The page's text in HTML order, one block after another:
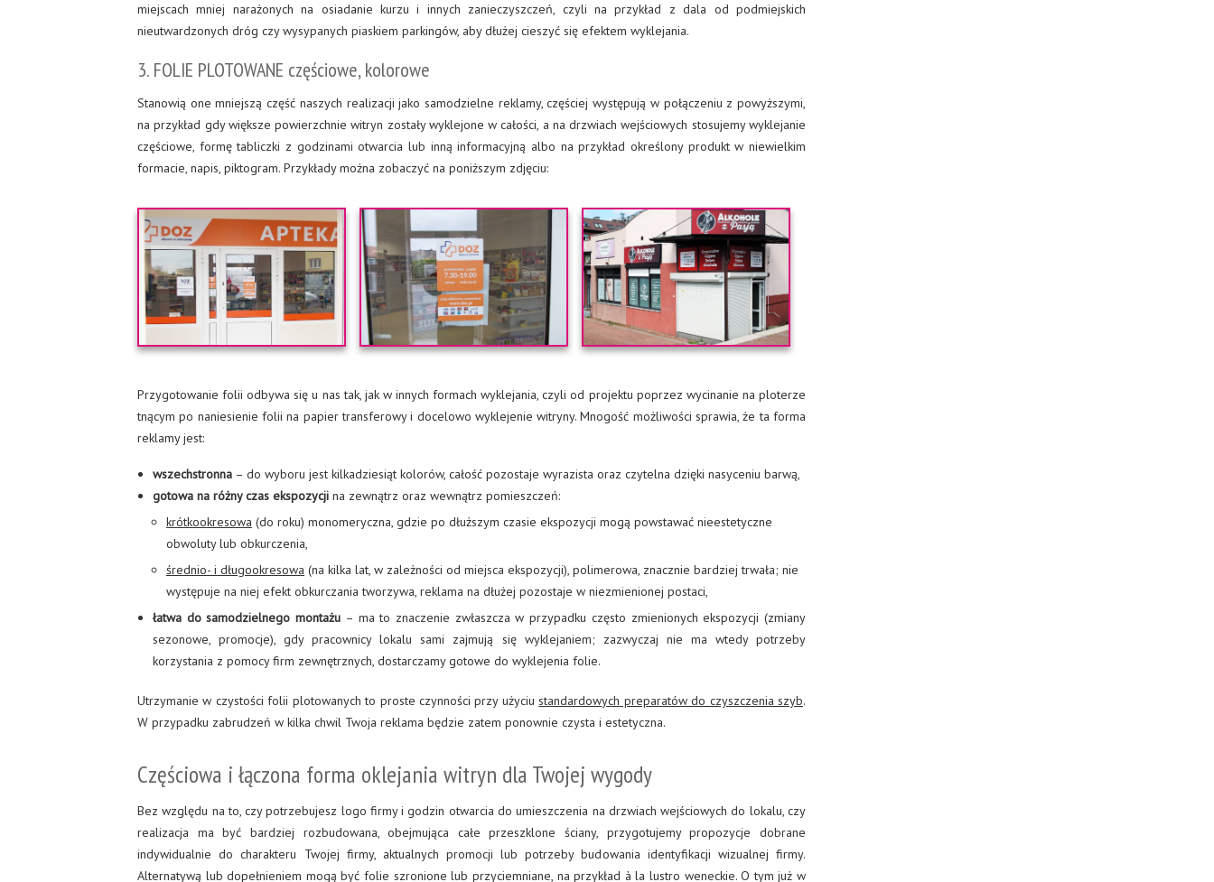
miejscach mniej narażonych na osiadanie kurzu i innych zanieczyszczeń, czyli na przykład z dala od podmiejskich
nieutwardzonych dróg czy wysypanych piaskiem parkingów, aby dłużej cieszyć się efektem wyklejania.
3. FOLIE PLOTOWANE częściowe, kolorowe
Stanowią one mniejszą część naszych realizacji jako samodzielne reklamy, częściej występują w połączeniu z powyższymi,
na przykład gdy większe powierzchnie witryn zostały wyklejone w całości, a na drzwiach wejściowych stosujemy wyklejanie
częściowe, formę tabliczki z godzinami otwarcia lub inną informacyjną albo na przykład określony produkt w niewielkim
formacie, napis, piktogram. Przykłady można zobaczyć na poniższym zdjęciu:
Przygotowanie folii odbywa się u nas tak, jak w innych formach wyklejania, czyli od projektu poprzez wycinanie na ploterze
tnącym po naniesienie folii na papier transferowy i docelowo wyklejenie witryny. Mnogość możliwości sprawia, że ta forma
reklamy jest:
wszechstronna – do wyboru jest kilkadziesiąt kolorów, całość pozostaje wyrazista oraz czytelna dzięki nasyceniu barwą,
gotowa na różny czas ekspozycji na zewnątrz oraz wewnątrz pomieszczeń:
krótkookresowa (do roku) monomeryczna, gdzie po dłuższym czasie ekspozycji mogą powstawać nieestetyczne
obwoluty lub obkurczenia,
średnio- i długookresowa (na kilka lat, w zależności od miejsca ekspozycji), polimerowa, znacznie bardziej trwała; nie
występuje na niej efekt obkurczania tworzywa, reklama na dłużej pozostaje w niezmienionej postaci,
łatwa do samodzielnego montażu – ma to znaczenie zwłaszcza w przypadku często zmienionych ekspozycji (zmiany
sezonowe, promocje), gdy pracownicy lokalu sami zajmują się wyklejaniem; zazwyczaj nie ma wtedy potrzeby
korzystania z pomocy firm zewnętrznych, dostarczamy gotowe do wyklejenia folie.
Utrzymanie w czystości folii plotowanych to proste czynności przy użyciustandardowych preparatów do czyszczenia szyb.
W przypadku zabrudzeń w kilka chwil Twoja reklama będzie zatem ponownie czysta i estetyczna.
Częściowa i łączona forma oklejania witryn dla Twojej wygody
Bez względu na to, czy potrzebujesz logo firmy i godzin otwarcia do umieszczenia na drzwiach wejściowych do lokalu, czy
realizacja ma być bardziej rozbudowana, obejmująca całe przeszklone ściany, przygotujemy propozycje dobrane
indywidualnie do charakteru Twojej firmy, aktualnych promocji lub potrzeby budowania identyfikacji wizualnej firmy.
Alternatywą lub dopełnieniem mogą być folie szronione lub przyciemniane, na przykład à la lustro weneckie. O tym już w